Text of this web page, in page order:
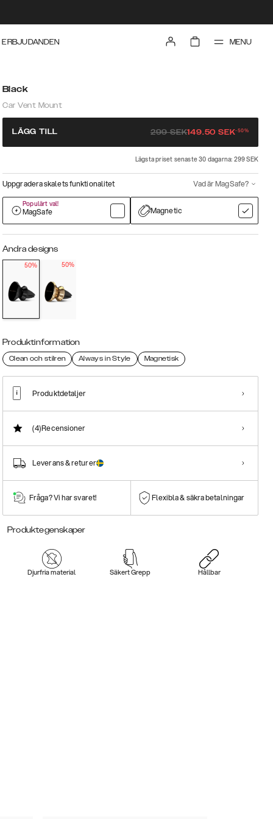
ERBJUDANDEN MENU
Black
Car Vent Mount
LÄGG TILL 299SEK149.50 SEK-50%
Lägsta priset senaste 30 dagarna: 299 SEK
Uppgradera skalets funktionalitet Vad är MagSafe?
Populärt val!
MagSafe Magnetic
Andra designs
50% 50%
Produktinformation
Clean och stilren Always in Style Magnetisk
Produktdetaljer
(4)Recensioner
Leverans & returer
Fråga? Vi har svaret! Flexibla & säkra betalningar
Produktegenskaper
Djurfria material Säkert Grepp Hållbar